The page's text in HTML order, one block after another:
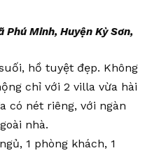
Minh, Huyện Kỳ Sơn,
hồ tuyệt đẹp. Không
chỉ với 2 villa vừa hài
có nét riêng, với ngàn
nhà.
1 phòng khách, 1